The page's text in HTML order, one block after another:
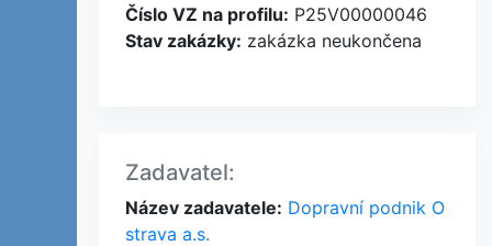
Číslo VZ na profilu: P25V00000046
Stav zakázky: zakázka neukončena
Zadavatel:
Název zadavatele: Dopravní podnik O
strava a.s.